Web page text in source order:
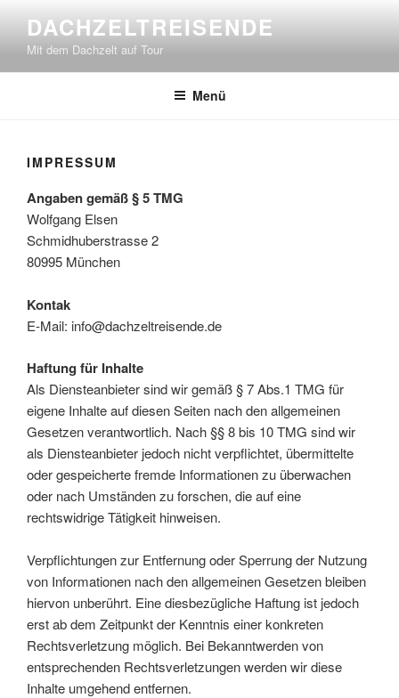
springen
DACHZELTREISENDE
Mit dem Dachzelt auf Tour
Menü
IMPRESSUM
Angaben gemäß § 5 TMG
Wolfgang Elsen
Schmidhuberstrasse 2
80995 München
Kontak
E-Mail: info@dachzeltreisende.de
Haftung für Inhalte
Als Diensteanbieter sind wir gemäß § 7 Abs.1 TMG für
eigene Inhalte auf diesen Seiten nach den allgemeinen
Gesetzen verantwortlich. Nach §§ 8 bis 10 TMG sind wir
als Diensteanbieter jedoch nicht verpflichtet, übermittelte
oder gespeicherte fremde Informationen zu überwachen
oder nach Umständen zu forschen, die auf eine
rechtswidrige Tätigkeit hinweisen.
Verpflichtungen zur Entfernung oder Sperrung der Nutzung
von Informationen nach den allgemeinen Gesetzen bleiben
hiervon unberührt. Eine diesbezügliche Haftung ist jedoch
erst ab dem Zeitpunkt der Kenntnis einer konkreten
Rechtsverletzung möglich. Bei Bekanntwerden von
entsprechenden Rechtsverletzungen werden wir diese
Inhalte umgehend entfernen.